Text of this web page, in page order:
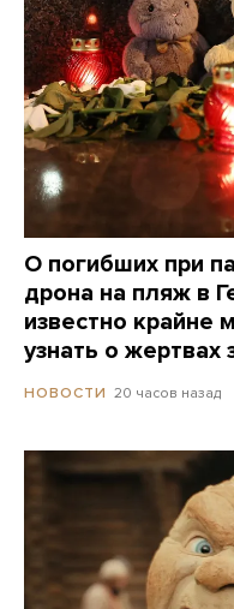
О погибших при
дрона на пляж в
известно крайне
узнать о жертвах
НОВОСТИ 20 часов назад